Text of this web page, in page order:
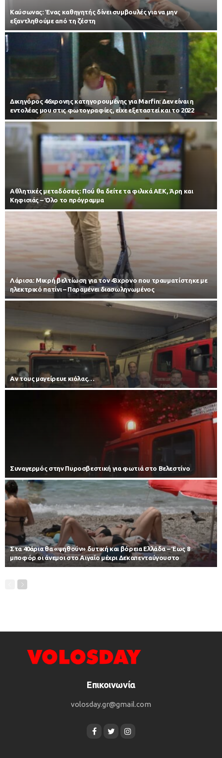
Kαύσωνας: Ένας καθηγητής δίνει συμβουλές για να μην
εξαντληθούμε από τη ζέστη
Δικηγόρος 46χρονης κατηγορουμένης για Marfin: Δεν είναι η
εντολέας μου στις φωτογραφίες, είχε εξεταστεί και το 2022
Αθλητικές μεταδόσεις: Πού θα δείτε τα φιλικά ΑΕΚ, Άρη και
Κηφισιάς – Όλο το πρόγραμμα
Λάρισα: Μικρή βελτίωση για τον 43χρονο που τραυματίστηκε με
ηλεκτρικό πατίνι – Παραμένει διασωληνωμένος
Αν τους μαγείρευε κιόλας…
Συναγερμός στην Πυροσβεστική για φωτιά στο Βελεστίνο
Στα 40άρια θα «ψηθούν» δυτική και βόρεια Ελλάδα – Έως 8
μποφόρ οι άνεμοι στο Αιγαίο μέχρι Δεκαπενταύγουστο
Επικοινωνία
volosday.gr@gmail.com